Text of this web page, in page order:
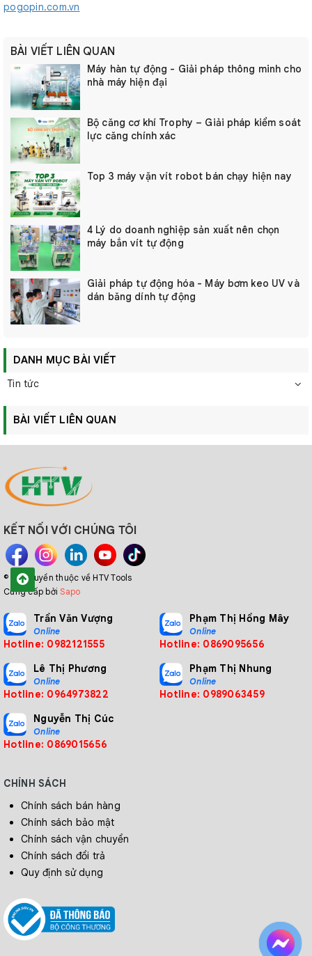
pogopin.com.vn
BÀI VIẾT LIÊN QUAN
Máy hàn tự động - Giải pháp thông minh cho
nhà máy hiện đại
Bộ căng cơ khí Trophy – Giải pháp kiểm soát
lực căng chính xác
Top 3 máy vặn vít robot bán chạy hiện nay
4 Lý do doanh nghiệp sản xuất nên chọn
máy bắn vít tự động
Giải pháp tự động hóa - Máy bơm keo UV và
dán băng dính tự động
DANH MỤC BÀI VIẾT
Tin tức
BÀI VIẾT LIÊN QUAN
KẾT NỐI VỚI CHÚNG TÔI
© Bản quyền thuộc về HTV Tools
Cung cấp bởiSapo
Trần Văn Vượng
Online
Hotline: 0982121555
Phạm Thị Hồng Mây
Online
Hotline: 0869095656
Lê Thị Phương
Online
Hotline: 0964973822
Phạm Thị Nhung
Online
Hotline: 0989063459
Nguyễn Thị Cúc
Online
Hotline: 0869015656
CHÍNH SÁCH
Chính sách bán hàng
Chính sách bảo mật
Chính sách vận chuyển
Chính sách đổi trả
Quy định sử dụng